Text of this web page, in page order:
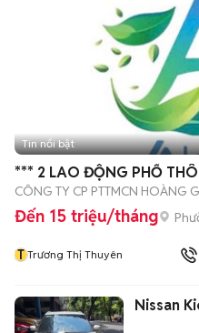
Tin nổi bật
CÔNG TY CP PTTMCN HOÀNG
Đến 15 triệu/tháng
T Trương Thị Thuyên
Nissan